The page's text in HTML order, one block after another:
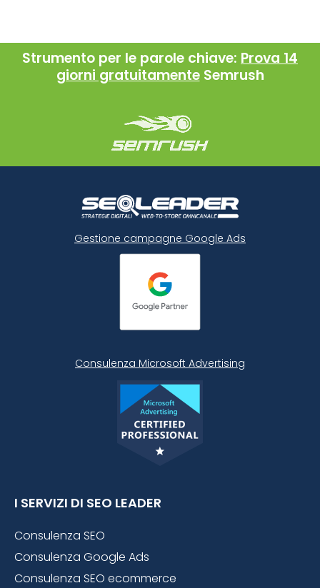
Strumento per le parole chiave: Prova 14
giorni gratuitamente Semrush
Gestione campagne Google Ads
Consulenza Microsoft Advertising
I SERVIZI DI SEO LEADER
Consulenza SEO
Consulenza Google Ads
Consulenza SEO ecommerce